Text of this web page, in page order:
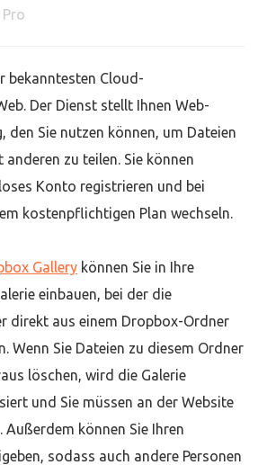
bekanntesten Cloud-
Der Dienst stellt Ihnen Web-
den Sie nutzen können, um Dateien
zu teilen. Sie können
Konto registrieren und bei
kostenpflichtigen Plan wechseln.
Gallery können Sie in Ihre
einbauen, bei der die
direkt aus einem Dropbox-Ordner
Wenn Sie Dateien zu diesem Ordner
löschen, wird die Galerie
und Sie müssen an der Website
können Sie Ihren
sodass auch andere Personen